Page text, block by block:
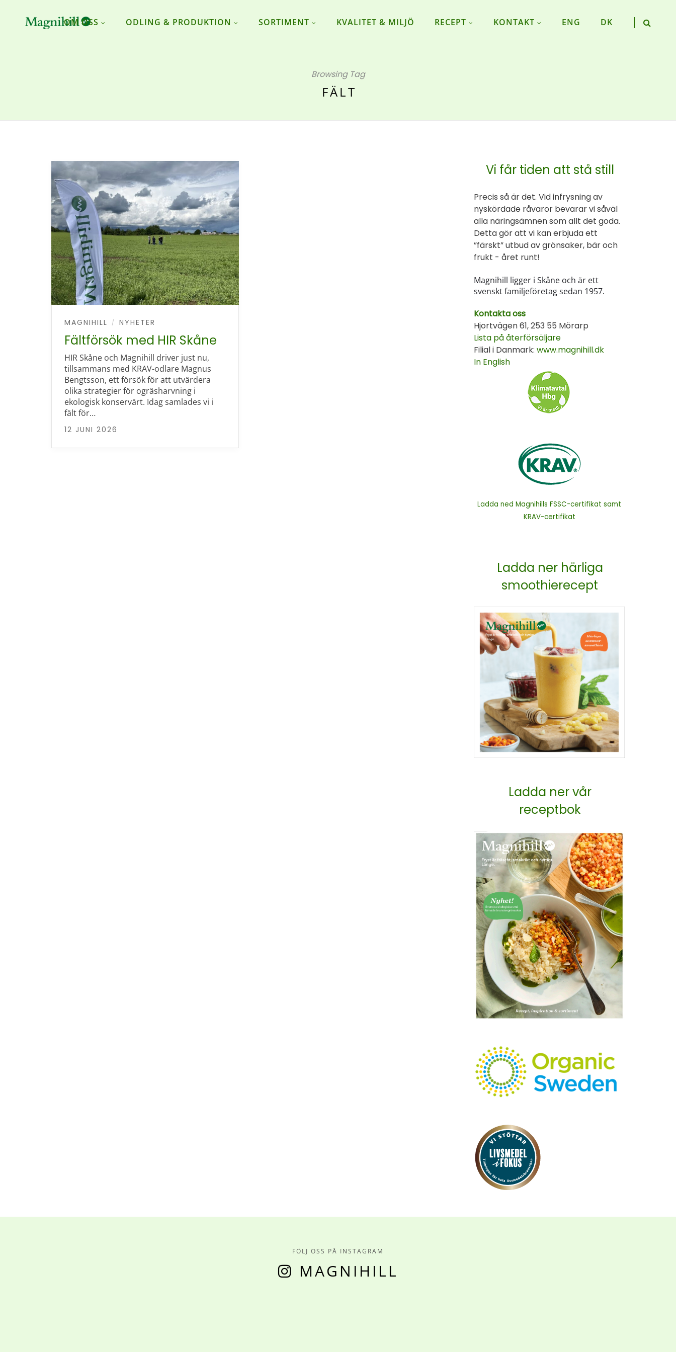
OM OSS ODLING & PRODUKTION SORTIMENT KVALITET & MILJÖ RECEPT KONTAKT ENG DK
Browsing Tag
FÄLT
MAGNIHILL / NYHETER
Fältförsök med HIR Skåne
HIR Skåne och Magnihill driver just nu,
tillsammans med KRAV-odlare Magnus
Bengtsson, ett försök för att utvärdera
olika strategier för ogräsharvning i
ekologisk konservärt. Idag samlades vi i
fält för…
12 JUNI 2026
Vi får tiden att stå still
Precis så är det. Vid infrysning av
nyskördade råvaror bevarar vi såväl
alla näringsämnen som allt det goda.
Detta gör att vi kan erbjuda ett
”färskt” utbud av grönsaker, bär och
frukt - året runt!
Magnihill ligger i Skåne och är ett
svenskt familjeföretag sedan 1957.
Kontakta oss
Hjortvägen 61, 253 55 Mörarp
Lista på återförsäljare
Filial i Danmark: www.magnihill.dk
In English
Ladda ned Magnihills FSSC-certifikat samt
KRAV-certifikat
Ladda ner härliga
smoothierecept
Ladda ner vår
receptbok
FÖLJ OSS PÅ INSTAGRAM
MAGNIHILL